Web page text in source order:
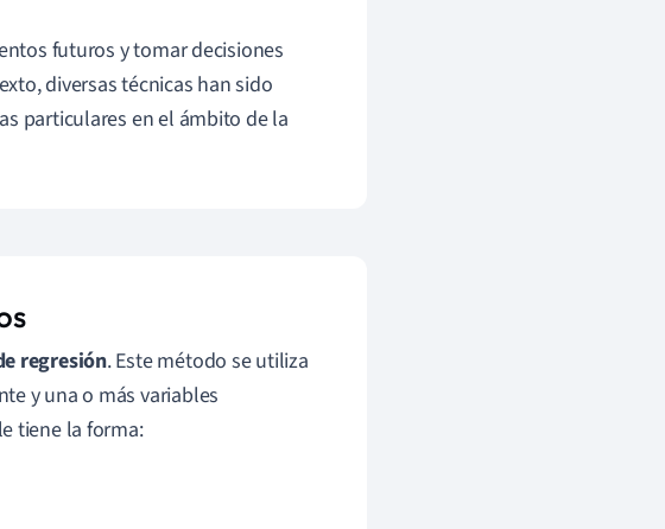
futuros y tomar decisiones
diversas técnicas han sido
particulares en el ámbito de la
regresión. Este método se utiliza
y una o más variables
tiene la forma: